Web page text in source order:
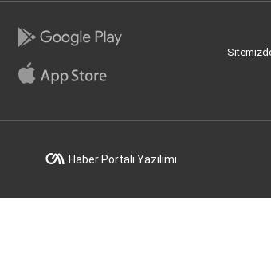
Haber Portalı Yazılımı